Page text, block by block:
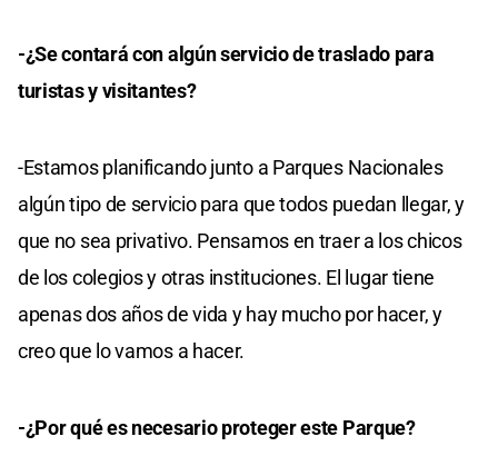
-¿Se contará con algún servicio de traslado para
turistas y visitantes?
-Estamos planificando junto a Parques Nacionales
algún tipo de servicio para que todos puedan llegar, y
que no sea privativo. Pensamos en traer a los chicos
de los colegios y otras instituciones. El lugar tiene
apenas dos años de vida y hay mucho por hacer, y
creo que lo vamos a hacer.
-¿Por qué es necesario proteger este Parque?